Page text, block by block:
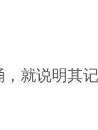
就说明其